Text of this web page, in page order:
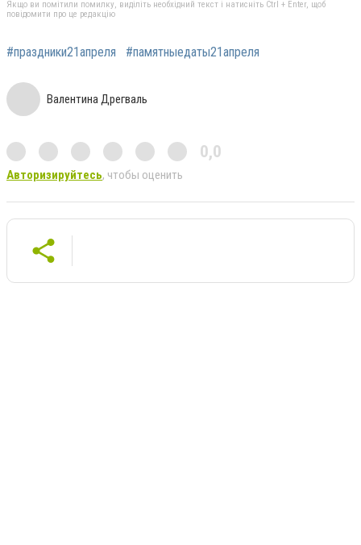
Якщо ви помітили помилку, виділіть необхідний текст і натисніть Ctrl + Enter, щоб
повідомити про це редакцію
#праздники21апреля #памятныедаты21апреля
Валентина Дрегваль
0,0
Авторизируйтесь, чтобы оценить